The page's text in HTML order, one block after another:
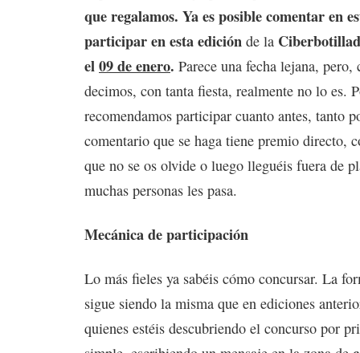
que regalamos. Ya es posible comentar en
participar en esta edición de la
el09 de enero. Parece una fecha lejana, pero,
decimos, con tanta fiesta, realmente no lo es.
recomendamos participar cuanto antes, tanto
comentario que se haga tiene premio directo,
que no se os olvide o luego lleguéis fuera de
muchas personas les pasa.
Mecánica de participación
Lo más fieles ya sabéis cómo concursar. La
sigue siendo la misma que en ediciones
quienes estéis descubriendo el concurso por